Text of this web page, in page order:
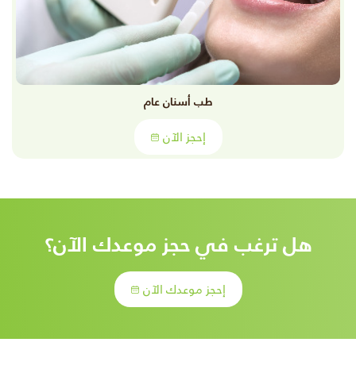
طب أسنان عام
إحجز الآن
هل ترغب في حجز موعدك الآن؟
إحجز موعدك الآن